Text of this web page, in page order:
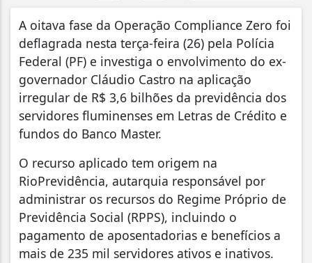
A oitava fase da Operação Compliance Zero foi
deflagrada nesta terça-feira (26) pela Polícia
Federal (PF) e investiga o envolvimento do ex-
governador Cláudio Castro na aplicação
irregular de R$ 3,6 bilhões da previdência dos
servidores fluminenses em Letras de Crédito e
fundos do Banco Master.
O recurso aplicado tem origem na
RioPrevidência, autarquia responsável por
administrar os recursos do Regime Próprio de
Previdência Social (RPPS), incluindo o
pagamento de aposentadorias e benefícios a
mais de 235 mil servidores ativos e inativos.